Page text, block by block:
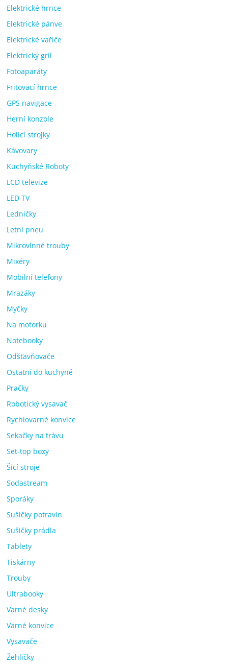
Elektrické hrnce
Elektrické pánve
Elektrické vařiče
Elektrický gril
Fotoaparáty
Fritovací hrnce
GPS navigace
Herní konzole
Holicí strojky
Kávovary
Kuchyňské Roboty
LCD televize
LED TV
Ledničky
Letní pneu
Mikrovlnné trouby
Mixéry
Mobilní telefony
Mrazáky
Myčky
Na motorku
Notebooky
Odšťavňovače
Ostatní do kuchyně
Pračky
Robotický vysavač
Rychlovarné konvice
Sekačky na trávu
Set-top boxy
Šicí stroje
Sodastream
Sporáky
Sušičky potravin
Sušičky prádla
Tablety
Tiskárny
Trouby
Ultrabooky
Varné desky
Varné konvice
Vysavače
Žehličky